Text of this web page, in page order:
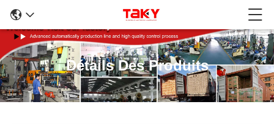
Détails Des Produits